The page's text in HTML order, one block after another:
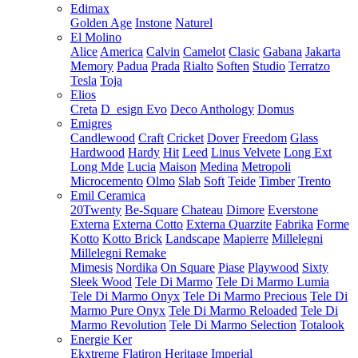
Edimax
Golden Age Instone Naturel
El Molino
Alice America Calvin Camelot Clasic Gabana Jakarta
Memory Padua Prada Rialto Soften Studio Terratzo
Tesla Toja
Elios
Creta D_esign Evo Deco Anthology Domus
Emigres
Candlewood Craft Cricket Dover Freedom Glass
Hardwood Hardy Hit Leed Linus Velvete Long Ext
Long Mde Lucia Maison Medina Metropoli
Microcemento Olmo Slab Soft Teide Timber Trento
Emil Ceramica
20Twenty Be-Square Chateau Dimore Everstone
Externa Externa Cotto Externa Quarzite Fabrika Forme
Kotto Kotto Brick Landscape Mapierre Millelegni
Millelegni Remake
Mimesis Nordika On Square Piase Playwood Sixty
Sleek Wood Tele Di Marmo Tele Di Marmo Lumia
Tele Di Marmo Onyx Tele Di Marmo Precious Tele Di
Marmo Pure Onyx Tele Di Marmo Reloaded Tele Di
Marmo Revolution Tele Di Marmo Selection Totalook
Energie Ker
Ekxtreme Flatiron Heritage Imperial